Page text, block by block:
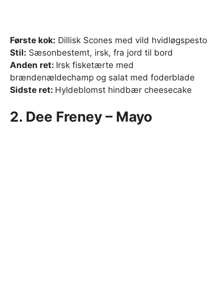
Første kok: Dillisk Scones med vild hvidløgspesto
Stil: Sæsonbestemt, irsk, fra jord til bord
Anden ret: Irsk fisketærte med
brændenældechamp og salat med foderblade
Sidste ret: Hyldeblomst hindbær cheesecake
2. Dee Freney – Mayo